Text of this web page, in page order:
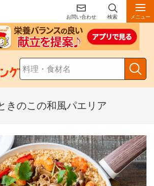
お問い合わせ 検索 メニュー
きのこの和風パエリア